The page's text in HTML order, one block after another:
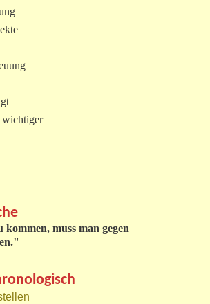
wichtiger
kommen, muss man gegen